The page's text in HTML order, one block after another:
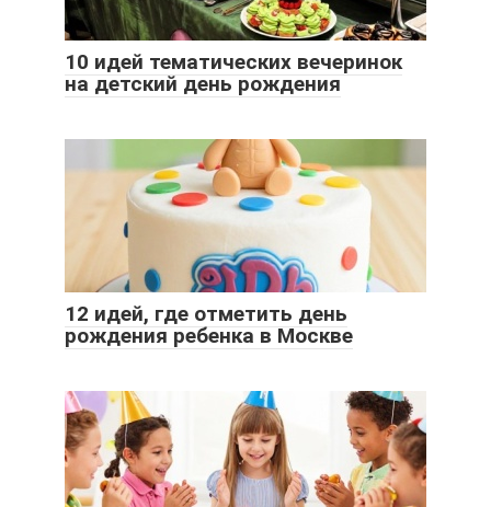
10 идей тематических вечеринок
на детский день рождения
12 идей, где отметить день
рождения ребенка в Москве